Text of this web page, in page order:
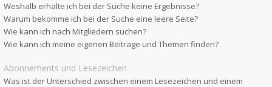
Weshalb erhalte ich bei der Suche keine Ergebnisse?
Warum bekomme ich bei der Suche eine leere Seite?
Wie kann ich nach Mitgliedern suchen?
Wie kann ich meine eigenen Beiträge und Themen finden?
Abonnements und Lesezeichen
Was ist der Unterschied zwischen einem Lesezeichen und einem